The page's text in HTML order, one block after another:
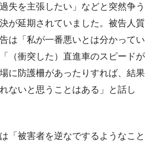
失を主張したい」などと突然争う
が延期されていました。被告人質
は「私が一番悪いとは分かってい
（衝突した）直進車のスピードが
に防護柵があったりすれば、結果
ないと思うことはある」と話し
「被害者を逆なでするようなこと